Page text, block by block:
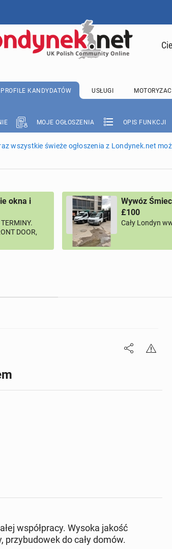
PROFILE KANDYDATÓW USŁUGI
MOJE OGŁOSZENIA OPIS FUNKCJI
wszystkie świeże ogłoszenia z Londynek.net
okna i
DOOR,
Wywóz
£100
Cały Londyn
współpracy. Wysoka jakość
przybudowek do cały domów.